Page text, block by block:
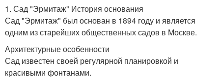
1. Сад "Эрмитаж" История основания
Сад "Эрмитаж" был основан в 1894 году и является
одним из старейших общественных садов в Москве.
Архитектурные особенности
Сад известен своей регулярной планировкой и
красивыми фонтанами.